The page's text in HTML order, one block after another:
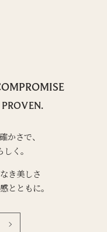
かさで、
く。
き美しさ
とともに。